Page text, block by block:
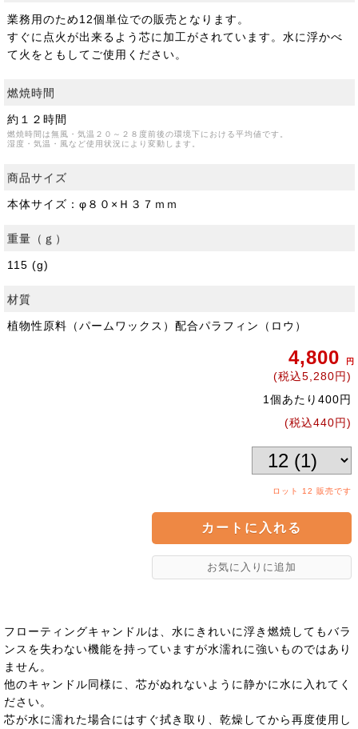
業務用のため12個単位での販売となります。
すぐに点火が出来るよう芯に加工がされています。水に浮かべ
て火をともしてご使用ください。
燃焼時間
約１２時間
燃焼時間は無風・気温２０～２８度前後の環境下における平均値です。
湿度・気温・風など使用状況により変動します。
商品サイズ
本体サイズ：φ８０×Ｈ３７ｍｍ
重量（ｇ）
115 (g)
材質
植物性原料（パームワックス）配合パラフィン（ロウ）
4,800 円
(税込5,280円)
1個あたり400円
(税込440円)
ロット 12 販売です
フローティングキャンドルは、水にきれいに浮き燃焼してもバラ
ンスを失わない機能を持っていますが水濡れに強いものではあり
ません。
他のキャンドル同様に、芯がぬれないように静かに水に入れてく
ださい。
芯が水に濡れた場合にはすぐ拭き取り、乾燥してから再度使用し